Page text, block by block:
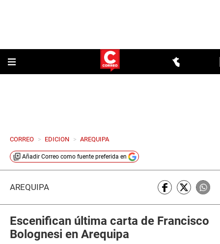
CORREO > EDICION > AREQUIPA
Añadir Correo como fuente preferida en
AREQUIPA
Escenifican última carta de Francisco
Bolognesi en Arequipa